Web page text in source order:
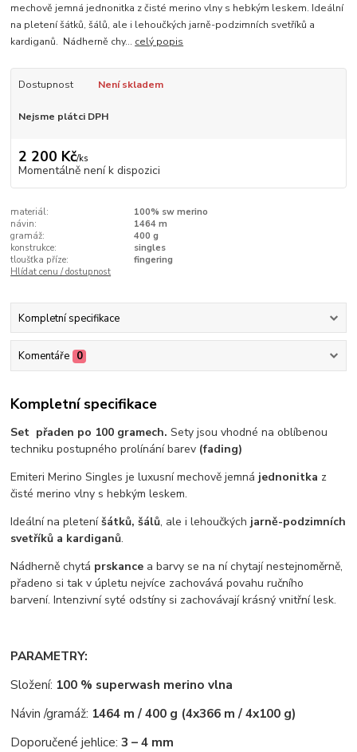
mechově jemná jednonitka z čisté merino vlny s hebkým leskem. Ideální
na pletení šátků, šálů, ale i lehoučkých jarně-podzimních svetříků a
kardiganů. Nádherně chy... celý popis
Dostupnost Není skladem
Nejsme plátci DPH
2 200 Kč/ks
Momentálně není k dispozici
materiál:
100% sw merino
návin:
1464 m
gramáž:
400 g
konstrukce:
singles
tloušťka příze:
fingering
Hlídat cenu / dostupnost
Kompletní specifikace
Komentáře 0
Kompletní specifikace
Set přaden po 100 gramech.Sety jsou vhodné na oblíbenou
techniku postupného prolínání barev (fading)
Emiteri Merino Singles je luxusní mechově jemná jednonitka z
čisté merino vlny s hebkým leskem.
Ideální na pleteníšátků, šálů, ale i lehoučkých jarně-podzimních
svetříků a kardiganů.
Nádherně chytá prskance a barvy se na ní chytají nestejnoměrně,
přadeno si tak v úpletu nejvíce zachovává povahu ručního
barvení. Intenzivní syté odstíny si zachovávají krásný vnitřní lesk.
PARAMETRY:
Složení: 100 % superwash merino vlna
Návin /gramáž: 1464 m / 400 g (4x366 m / 4x100 g)
Doporučené jehlice:3 – 4 mm